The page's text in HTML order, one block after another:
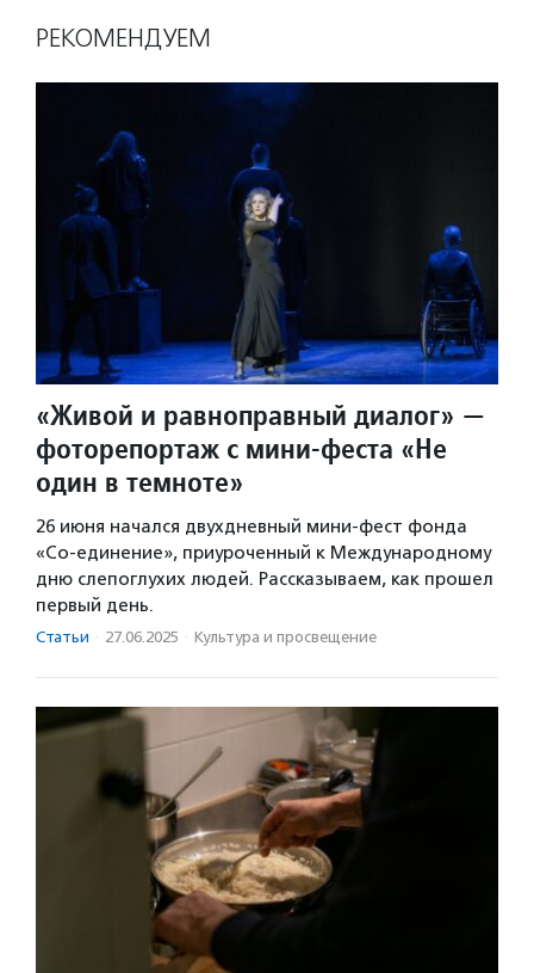
РЕКОМЕНДУЕМ
«Живой и равноправный диалог» —
фоторепортаж с мини-феста «Не
один в темноте»
26 июня начался двухдневный мини-фест фонда
«Со-единение», приуроченный к Международному
дню слепоглухих людей. Рассказываем, как прошел
первый день.
Статьи · 27.06.2025 · Культура и просвещение